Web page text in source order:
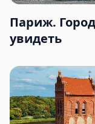
Париж.
увидеть